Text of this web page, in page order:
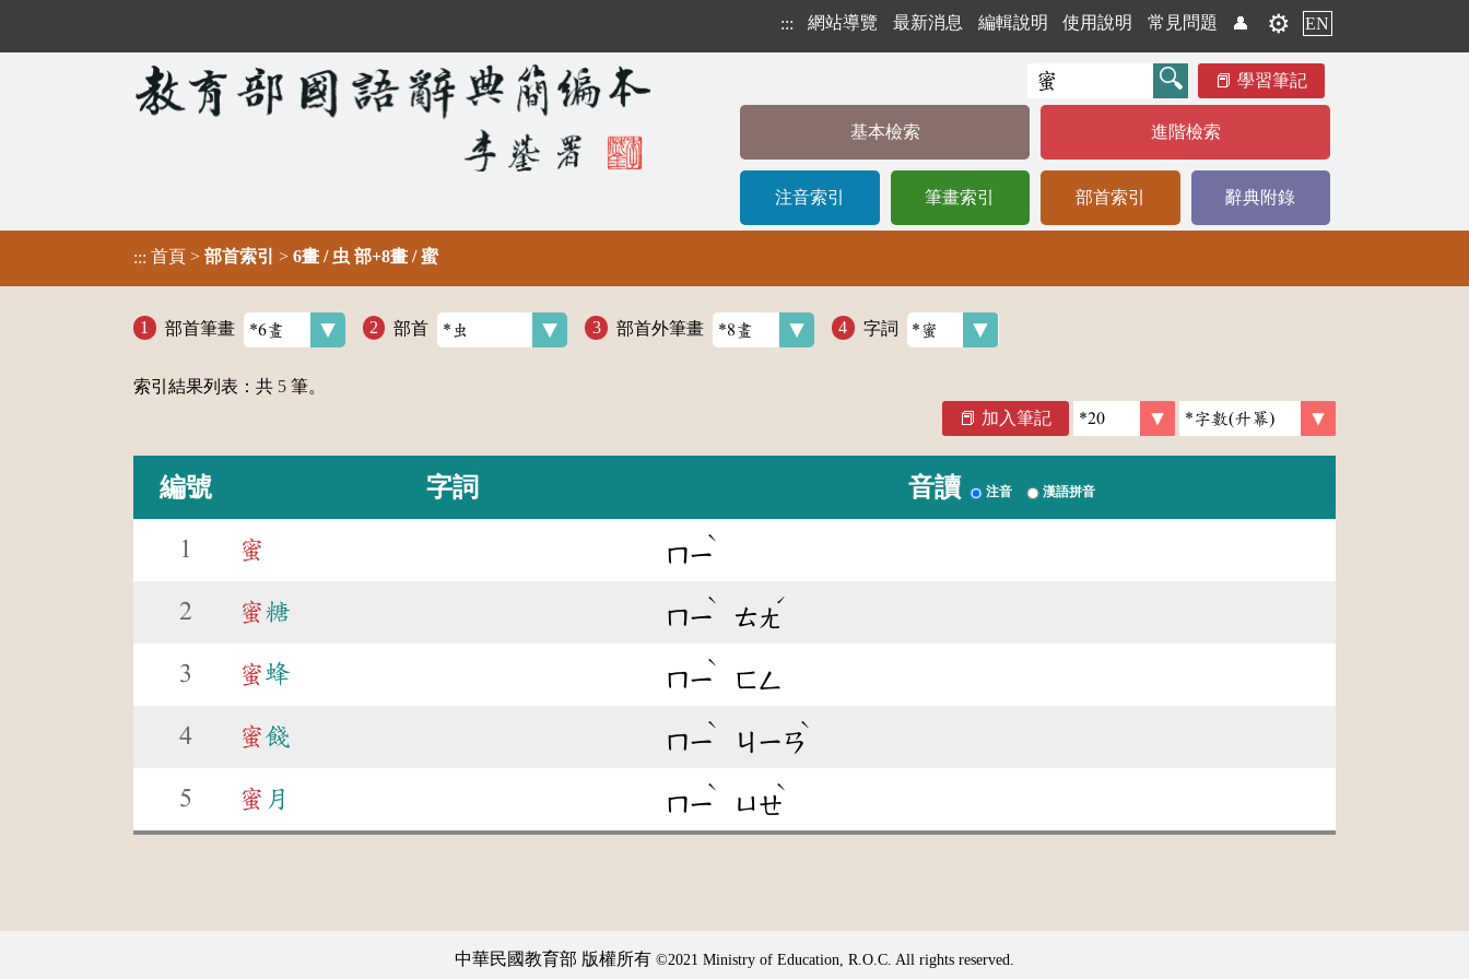
::: 網站導覽 最新消息 編輯說明 使用說明 常見問題 👤 ⚙️ EN
學習筆記
基本檢索 進階檢索
注音索引 筆畫索引 部首索引 辭典附錄
::: 首頁 > 部首索引 > 6畫 / 虫 部+8畫 / 蜜
部首筆畫 部首 部首外筆畫 字詞
索引結果列表：共 5 筆。
加入筆記
編號 字詞 音讀 注音 漢語拼音
1 蜜 ㄇㄧ
ˋ
2 蜜糖 ㄇㄧ
ˋ
ㄊㄤ
ˊ
3 蜜蜂 ㄇㄧ
ˋ
ㄈㄥ
4 蜜餞 ㄇㄧ
ˋ
ㄐㄧㄢ
ˋ
5 蜜 月 ㄇㄧ
ˋ
ㄩㄝ
ˋ
中華民國教育部 版權所有 ©2021 Ministry of Education, R.O.C. All rights reserved.